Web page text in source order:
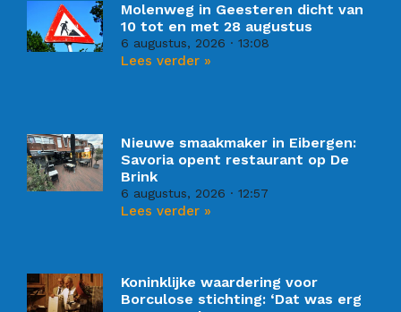
Molenweg in Geesteren dicht van
10 tot en met 28 augustus
6 augustus, 2026 13:08
Lees verder »
Nieuwe smaakmaker in Eibergen:
Savoria opent restaurant op De
Brink
6 augustus, 2026 12:57
Lees verder »
Koninklijke waardering voor
Borculose stichting: ‘Dat was erg